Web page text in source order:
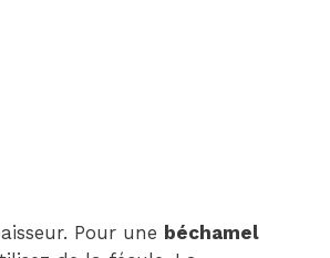
Pour une béchamel